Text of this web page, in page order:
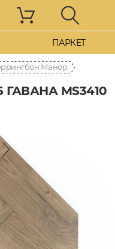
ПАРКЕТ
Манор+
MS3410